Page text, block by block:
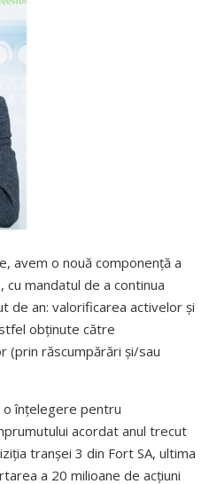
avem o nouă componență a
cu mandatul de a continua
de an: valorificarea activelor și
obținute către
(prin răscumpărări și/sau
o înțelegere pentru
acordat anul trecut
tranșei 3 din Fort SA, ultima
a 20 milioane de acțiuni